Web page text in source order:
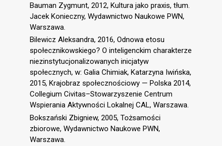
Bauman Zygmunt, 2012, Kultura jako praxis, tłum.
Jacek Konieczny, Wydawnictwo Naukowe PWN,
Warszawa.
Bilewicz Aleksandra, 2016, Odnowa etosu
społecznikowskiego? O inteligenckim charakterze
niezinstytucjonalizowanych inicjatyw
społecznych, w: Galia Chimiak, Katarzyna Iwińska,
2015, Krajobraz społecznościowy — Polska 2014,
Collegium Civitas–Stowarzyszenie Centrum
Wspierania Aktywności Lokalnej CAL, Warszawa.
Bokszański Zbigniew, 2005, Tożsamości
zbiorowe, Wydawnictwo Naukowe PWN,
Warszawa.